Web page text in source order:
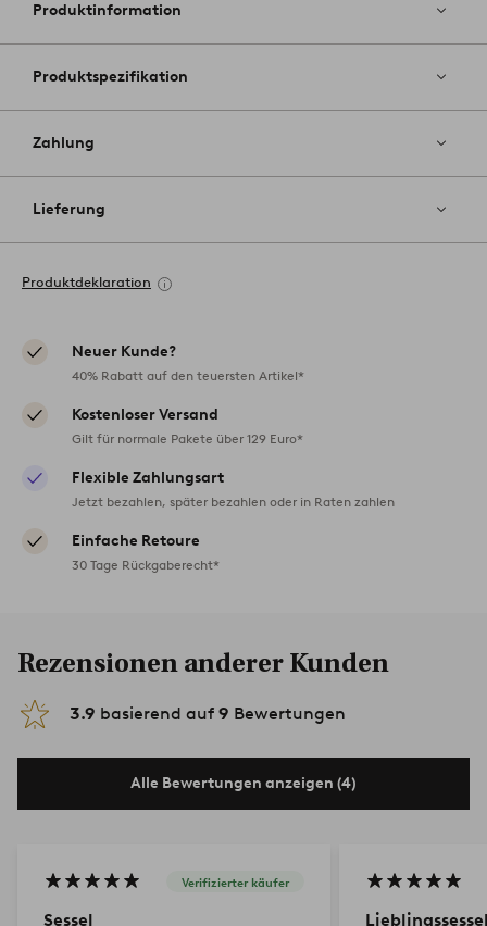
Produktinformation
Produktspezifikation
Zahlung
Lieferung
Produktdeklaration
Neuer Kunde?
40% Rabatt auf den teuersten Artikel*
Kostenloser Versand
Gilt für normale Pakete über 129 Euro*
Flexible Zahlungsart
Jetzt bezahlen, später bezahlen oder in Raten zahlen
Einfache Retoure
30 Tage Rückgaberecht*
Rezensionen anderer Kunden
3.9 basierend auf 9 Bewertungen
Alle Bewertungen anzeigen (4)
Verifizierter käufer
Sessel